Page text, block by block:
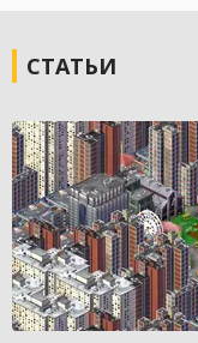
СТАТЬИ